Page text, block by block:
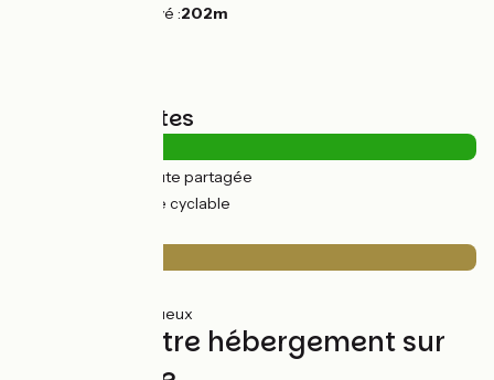
Point le plus élevé :202m
Types de routes
(3%) Route partagée
(97%) Voie cyclable
(77%) Rugueux
Trouvez votre hébergement sur